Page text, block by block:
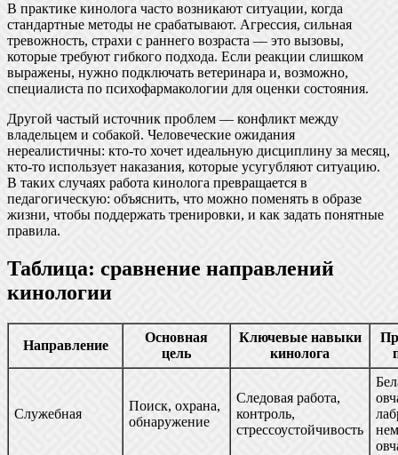
В практике кинолога часто возникают ситуации, когда
стандартные методы не срабатывают. Агрессия, сильная
тревожность, страхи с раннего возраста — это вызовы,
которые требуют гибкого подхода. Если реакции слишком
выражены, нужно подключать ветеринара и, возможно,
специалиста по психофармакологии для оценки состояния.
Другой частый источник проблем — конфликт между
владельцем и собакой. Человеческие ожидания
нереалистичны: кто-то хочет идеальную дисциплину за месяц,
кто-то использует наказания, которые усугубляют ситуацию.
В таких случаях работа кинолога превращается в
педагогическую: объяснить, что можно поменять в образе
жизни, чтобы поддержать тренировки, и как задать понятные
правила.
Таблица: сравнение направлений
кинологии
Направление
Основная
цель
Ключевые навыки
кинолога
Служебная
Поиск, охрана,
обнаружение
Следовая работа,
контроль,
стрессоустойчивость